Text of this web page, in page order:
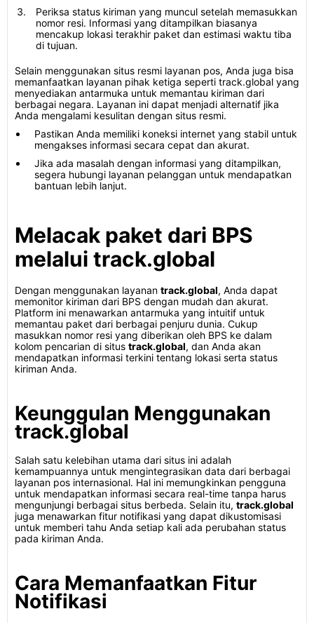
Periksa status kiriman yang muncul setelah memasukkan
nomor resi. Informasi yang ditampilkan biasanya
mencakup lokasi terakhir paket dan estimasi waktu tiba
di tujuan.
Selain menggunakan situs resmi layanan pos, Anda juga bisa
memanfaatkan layanan pihak ketiga seperti track.global yang
menyediakan antarmuka untuk memantau kiriman dari
berbagai negara. Layanan ini dapat menjadi alternatif jika
Anda mengalami kesulitan dengan situs resmi.
Pastikan Anda memiliki koneksi internet yang stabil untuk
mengakses informasi secara cepat dan akurat.
Jika ada masalah dengan informasi yang ditampilkan,
segera hubungi layanan pelanggan untuk mendapatkan
bantuan lebih lanjut.
Melacak paket dari BPS
melalui track.global
Dengan menggunakan layanan track.global, Anda dapat
memonitor kiriman dari BPS dengan mudah dan akurat.
Platform ini menawarkan antarmuka yang intuitif untuk
memantau paket dari berbagai penjuru dunia. Cukup
masukkan nomor resi yang diberikan oleh BPS ke dalam
kolom pencarian di situs track.global, dan Anda akan
mendapatkan informasi terkini tentang lokasi serta status
kiriman Anda.
Keunggulan Menggunakan
track.global
Salah satu kelebihan utama dari situs ini adalah
kemampuannya untuk mengintegrasikan data dari berbagai
layanan pos internasional. Hal ini memungkinkan pengguna
untuk mendapatkan informasi secara real-time tanpa harus
mengunjungi berbagai situs berbeda. Selain itu, track.global
juga menawarkan fitur notifikasi yang dapat dikustomisasi
untuk memberi tahu Anda setiap kali ada perubahan status
pada kiriman Anda.
Cara Memanfaatkan Fitur
Notifikasi